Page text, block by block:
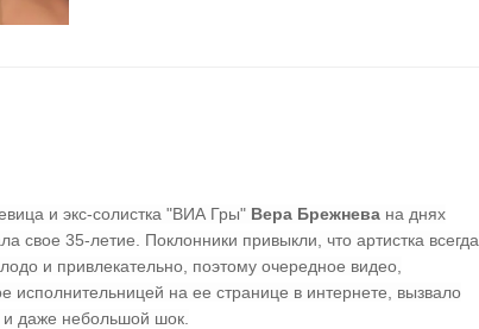
и экс-солистка "ВИА Гры" Вера Брежнева на днях
свое 35-летие. Поклонники привыкли, что артистка всегда
и привлекательно, поэтому очередное видео,
исполнительницей на ее странице в интернете, вызвало
даже небольшой шок.